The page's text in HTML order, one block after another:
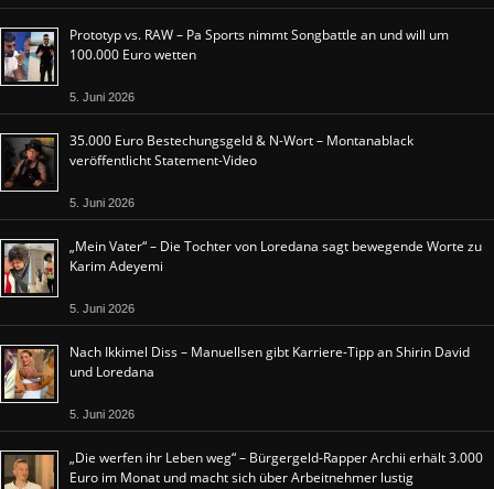
Prototyp vs. RAW – Pa Sports nimmt Songbattle an und will um
100.000 Euro wetten
5. Juni 2026
35.000 Euro Bestechungsgeld & N-Wort – Montanablack
veröffentlicht Statement-Video
5. Juni 2026
„Mein Vater“ – Die Tochter von Loredana sagt bewegende Worte zu
Karim Adeyemi
5. Juni 2026
Nach Ikkimel Diss – Manuellsen gibt Karriere-Tipp an Shirin David
und Loredana
5. Juni 2026
„Die werfen ihr Leben weg“ – Bürgergeld-Rapper Archii erhält 3.000
Euro im Monat und macht sich über Arbeitnehmer lustig